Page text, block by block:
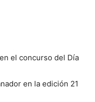
el concurso del Día
en la edición 21